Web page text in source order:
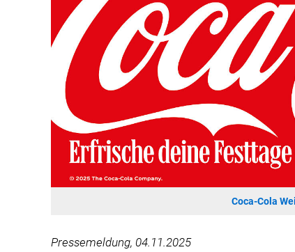
Coca-Cola
Pressemeldung, 04.11.2025